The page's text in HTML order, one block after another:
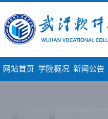
网站首页 学院概况 新闻公告